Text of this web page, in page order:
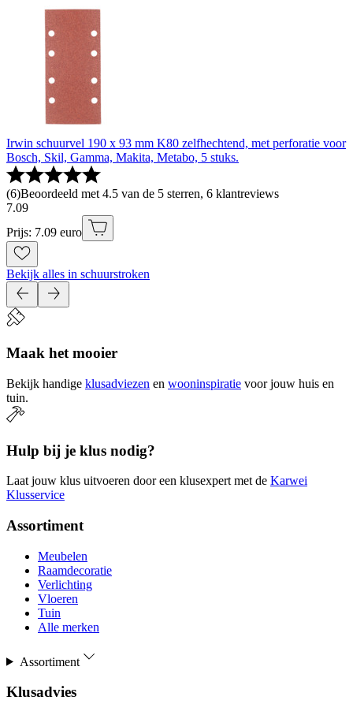
Irwin schuurvel 190 x 93 mm K80 zelfhechtend, met perforatie voor
Bosch, Skil, Gamma, Makita, Metabo, 5 stuks.
(6)Beoordeeld met 4.5 van de 5 sterren, 6 klantreviews
7.09
Prijs: 7.09 euro
Bekijk alles in schuurstroken
Maak het mooier
Bekijk handige klusadviezen en wooninspiratie voor jouw huis en
tuin.
Hulp bij je klus nodig?
Laat jouw klus uitvoeren door een klusexpert met de Karwei
Klusservice
Assortiment
Meubelen
Raamdecoratie
Verlichting
Vloeren
Tuin
Alle merken
Assortiment
Klusadvies